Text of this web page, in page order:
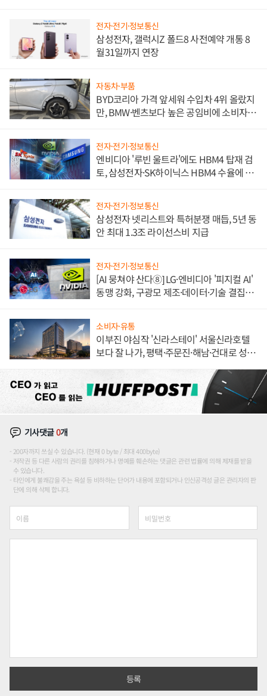
전자·전기·정보통신
삼성전자, 갤럭시Z 폴드8 사전예약 개통 8
월31일까지 연장
자동차·부품
BYD코리아 가격 앞세워 수입차 4위 올랐지
만, BMW·벤츠보다 높은 공임비에 소비자
전자·전기·정보통신
엔비디아 '루빈 울트라'에도 HBM4 탑재 검
토, 삼성전자·SK하이닉스 HBM4 수율에 주
전자·전기·정보통신
삼성전자 넷리스트와 특허분쟁 매듭, 5년 동
안 최대 1.3조 라이선스비 지급
전자·전기·정보통신
[AI 뭉쳐야 산다⑧] LG·엔비디아 '피지컬 AI'
동맹 강화, 구광모 제조·데이터·기술 결집
소비자·유통
이부진 야심작 '신라스테이' 서울신라호텔
보다 잘 나가, 평택·주문진·해남·건대로 성
기사댓글0개
200자까지 쓰실 수 있습니다. (현재 0 byte / 최대 400byte)
저작권 등 다른 사람의 권리를 침해하거나 명예를 훼손하는 댓글은 관련 법률에 의해 제재를 받을
수 있습니다.
타인에게 불쾌감을 주는 욕설 등 비하하는 단어가 내용에 포함되거나 인신공격성 글은 관리자의 판
단에 의해 삭제 합니다.